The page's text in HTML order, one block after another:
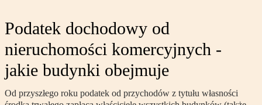
Podatek dochodowy od
nieruchomości komercyjnych -
jakie budynki obejmuje
Od przyszłego roku podatek od przychodów z tytułu własności